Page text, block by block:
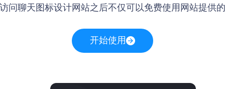
问聊天图标设计网站之后不仅可以免费使用网站提供
开始使用